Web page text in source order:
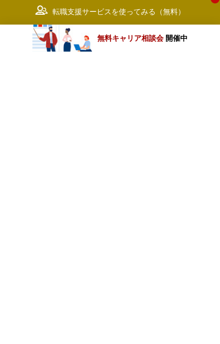
転職支援サービスを使ってみる（無料）
無料キャリア相談会 開催中